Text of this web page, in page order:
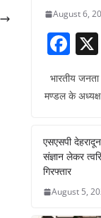
August 6,
F
c
b
o
o
k
भारतीय
मण्डल के
एसएसपी देहरादून
संज्ञान लेकर
गिरफ्तार
August 5,